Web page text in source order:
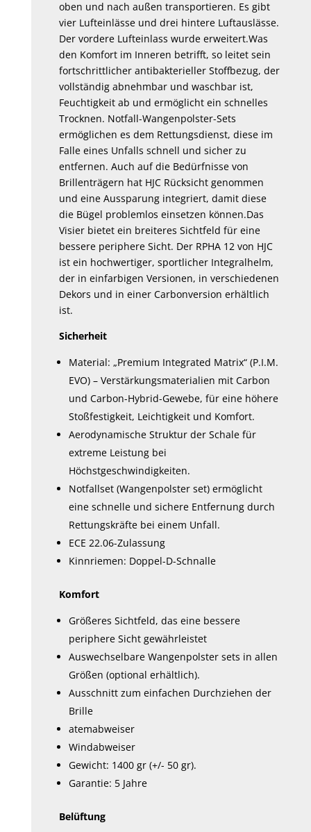
oben und nachaußentransportieren. Esgibt
vier Lufteinlässe unddrei hintere Luftauslässe.
Dervordere Lufteinlasswurdeerweitert.Was
den Komfort im Inneren betrifft, so leitet sein
fortschrittlicher antibakterieller Stoffbezug, der
vollständig abnehmbar und waschbar ist,
Feuchtigkeit ab und ermöglicht ein schnelles
Trocknen. Notfall-Wangenpolster-Sets
ermöglichen es dem Rettungsdienst, diese im
Falle eines Unfalls schnell und sicher zu
entfernen. Auch auf die Bedürfnisse von
Brillenträgern hat HJC Rücksicht genommen
und eine Aussparung integriert, damit diese
die Bügel problemlos einsetzen können.Das
Visier bietet ein breiteres Sichtfeld für eine
bessere periphere Sicht. Der RPHA 12 von HJC
ist ein hochwertiger, sportlicher Integralhelm,
der in einfarbigen Versionen, in verschiedenen
Dekors und in einer Carbonversion erhältlich
ist.
Sicherheit
Material: „Premium Integrated Matrix“ (P.I.M.
EVO) – Verstärkungsmaterialien mitCarbon
und Carbon-Hybrid-Gewebe, für eine höhere
Stoßfestigkeit, Leichtigkeit und Komfort.
Aerodynamische Struktur der Schale für
extreme Leistung bei
Höchstgeschwindigkeiten.
Notfallset (Wangenpolster set) ermöglicht
eine schnelle und sichere Entfernung durch
Rettungskräfte bei einem Unfall.
ECE 22.06-Zulassung
Kinnriemen: Doppel-D-Schnalle
Komfort
Größeres Sichtfeld, das eine bessere
periphere Sicht gewährleistet
Auswechselbare Wangenpolster sets in allen
Größen (optional erhältlich).
Ausschnitt zum einfachen Durchziehen der
Brille
atemabweiser
Windabweiser
Gewicht: 1400 gr (+/- 50 gr).
Garantie: 5 Jahre
Belüftung